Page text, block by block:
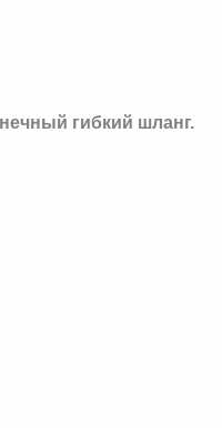
гибкий шланг.